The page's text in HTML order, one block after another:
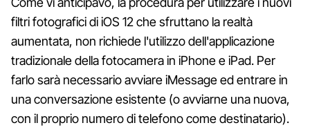
filtri fotografici di iOS 12 che sfruttano la realtà
aumentata, non richiede l'utilizzo dell'applicazione
tradizionale della fotocamera in iPhone e iPad. Per
farlo sarà necessario avviare iMessage ed entrare in
una conversazione esistente (o avviarne una nuova,
con il proprio numero di telefono come destinatario).